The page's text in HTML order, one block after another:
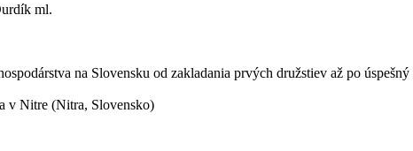
ml.
na Slovensku od zakladania prvých družstiev až po úspešný
v Nitre (Nitra, Slovensko)